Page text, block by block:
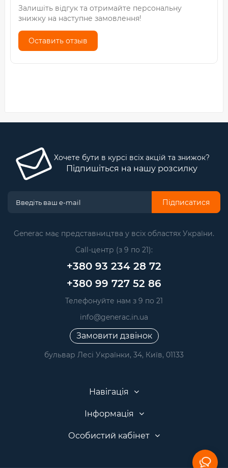
Залишіть відгук та отримайте персональну
знижку на наступне замовлення!
Оставить отзыв
Хочете бути в курсі всіх акцій та знижок?
Підпишіться на нашу розсилку
Підписатися
Generac має представництва у всіх областях України.
Call-центр (з 9 по 21):
+380 93 234 28 72
+380 99 727 52 86
Телефонуйте нам з 9 по 21
info@generac.in.ua
Замовити дзвінок
бульвар Лесі Українки, 34, Київ, 01133
Навігація
Інформація
Особистий кабінет